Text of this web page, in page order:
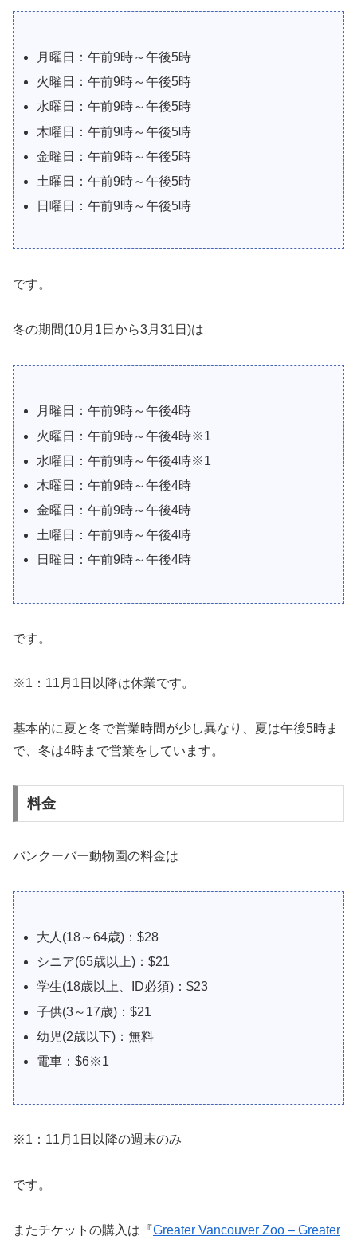
月曜日：午前9時～午後5時
火曜日：午前9時～午後5時
水曜日：午前9時～午後5時
木曜日：午前9時～午後5時
金曜日：午前9時～午後5時
土曜日：午前9時～午後5時
日曜日：午前9時～午後5時
です。
冬の期間(10月1日から3月31日)は
月曜日：午前9時～午後4時
火曜日：午前9時～午後4時※1
水曜日：午前9時～午後4時※1
木曜日：午前9時～午後4時
金曜日：午前9時～午後4時
土曜日：午前9時～午後4時
日曜日：午前9時～午後4時
です。
※1：11月1日以降は休業です。
基本的に夏と冬で営業時間が少し異なり、夏は午後5時ま
で、冬は4時まで営業をしています。
料金
バンクーバー動物園の料金は
大人(18～64歳)：$28
シニア(65歳以上)：$21
学生(18歳以上、ID必須)：$23
子供(3～17歳)：$21
幼児(2歳以下)：無料
電車：$6※1
※1：11月1日以降の週末のみ
です。
またチケットの購入は『Greater Vancouver Zoo – Greater